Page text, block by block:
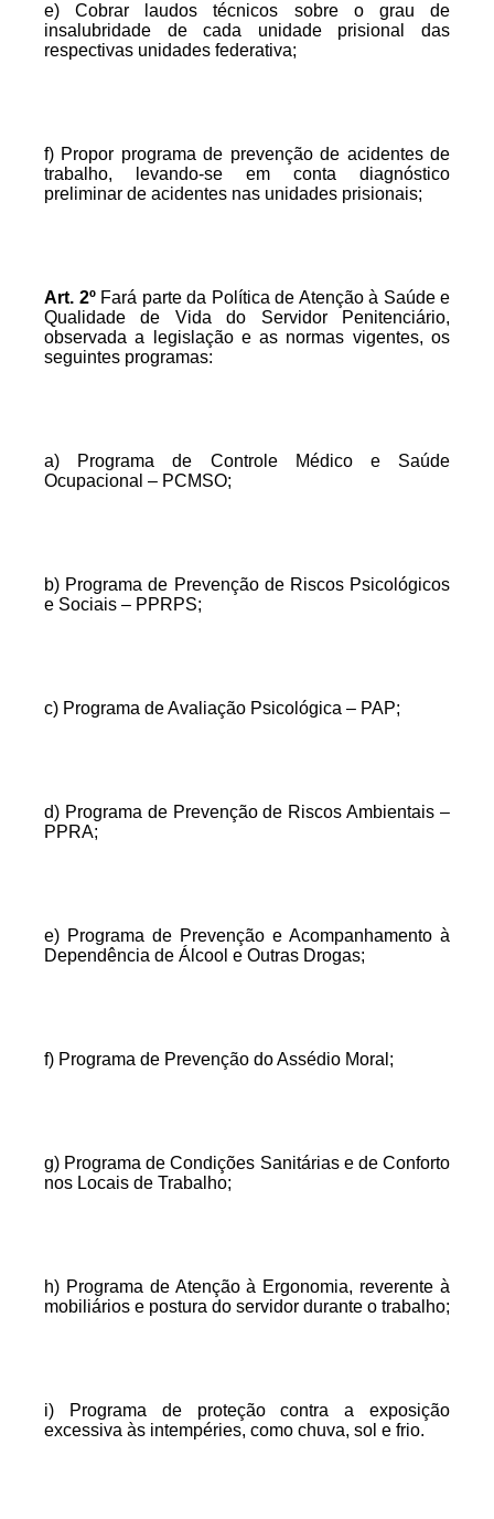
e) Cobrar laudos técnicos sobre o grau de
insalubridade de cada unidade prisional das
respectivas unidades federativa;
f) Propor programa de prevenção de acidentes de
trabalho, levando-se em conta diagnóstico
preliminar de acidentes nas unidades prisionais;
Art. 2º Fará parte da Política de Atenção à Saúde e
Qualidade de Vida do Servidor Penitenciário,
observada a legislação e as normas vigentes, os
seguintes programas:
a) Programa de Controle Médico e Saúde
Ocupacional – PCMSO;
b) Programa de Prevenção de Riscos Psicológicos
e Sociais – PPRPS;
c) Programa de Avaliação Psicológica – PAP;
d) Programa de Prevenção de Riscos Ambientais –
PPRA;
e) Programa de Prevenção e Acompanhamento à
Dependência de Álcool e Outras Drogas;
f) Programa de Prevenção do Assédio Moral;
g) Programa de Condições Sanitárias e de Conforto
nos Locais de Trabalho;
h) Programa de Atenção à Ergonomia, reverente à
mobiliários e postura do servidor durante o trabalho;
i) Programa de proteção contra a exposição
excessiva às intempéries, como chuva, sol e frio.